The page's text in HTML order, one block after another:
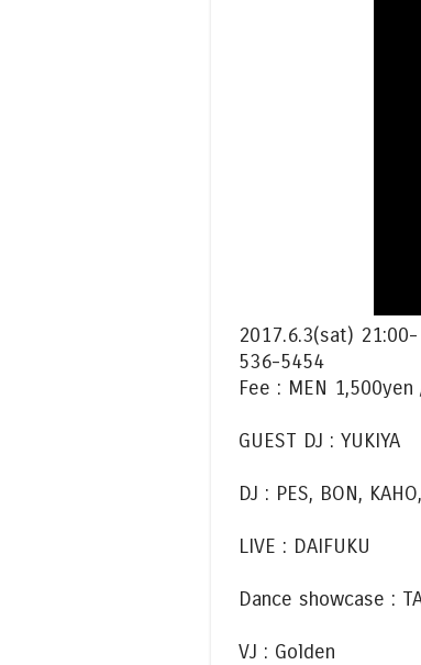
2017.6.3(sat)
536-5454
Fee : MEN
GUEST DJ : YUKIYA
DJ : PES, BON,
LIVE : DAIFUKU
Dance showcase :
VJ : Golden